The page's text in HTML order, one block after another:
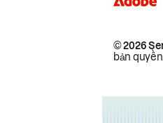
© 2026
bản quyền.